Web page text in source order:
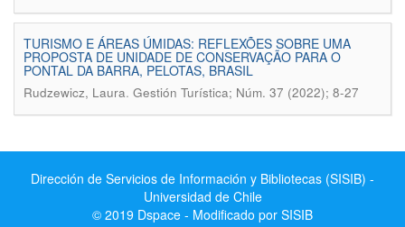
TURISMO E ÁREAS ÚMIDAS: REFLEXÕES SOBRE UMA
PROPOSTA DE UNIDADE DE CONSERVAÇÃO PARA O
PONTAL DA BARRA, PELOTAS, BRASIL
Rudzewicz, Laura. Gestión Turística; Núm. 37 (2022); 8-27
Dirección de Servicios de Información y Bibliotecas (SISIB) -
Universidad de Chile
© 2019 Dspace - Modificado por SISIB